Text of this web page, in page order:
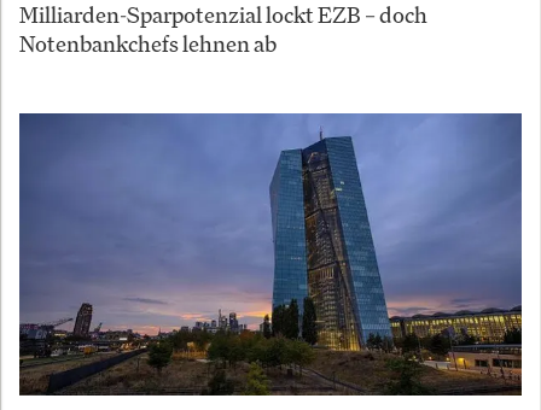
Milliarden-Sparpotenzial lockt EZB – doch
Notenbankchefs lehnen ab